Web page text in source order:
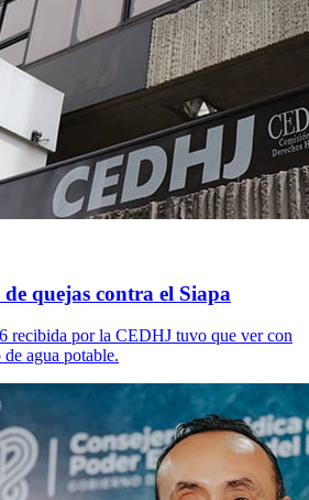
quejas contra el Siapa
recibida por la CEDHJ tuvo que ver con
agua potable.